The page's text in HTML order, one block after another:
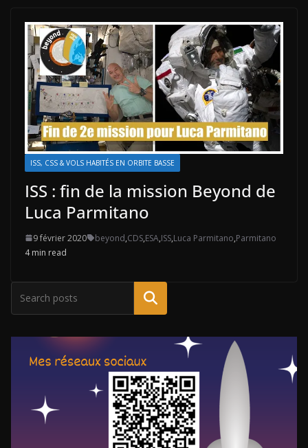
ISS, CSS & VOLS HABITÉS EN ORBITE BASSE
ISS : fin de la mission Beyond de
Luca Parmitano
9 février 2020 beyond,CDS,ESA,ISS,Luca Parmitano,Parmitano
4 min read